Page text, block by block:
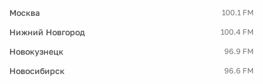
Москва 100.1 FM
Нижний Новгород 100.4 FM
Новокузнецк 96.9 FM
Новосибирск 96.6 FM